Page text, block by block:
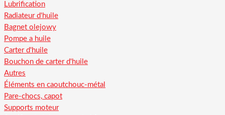
Lubrification
Radiateur d'huile
Bagnet olejowy
Pompe a huile
Carter d'huile
Bouchon de carter d'huile
Autres
Éléments en caoutchouc-métal
Pare-chocs, capot
Supports moteur